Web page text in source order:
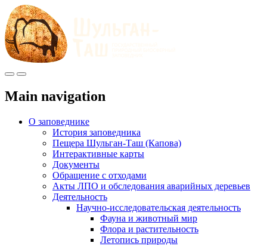
МенюИнфо
Main navigation
О заповеднике
История заповедника
Пещера Шульган-Таш (Капова)
Интерактивные карты
Документы
Обращение с отходами
Акты ЛПО и обследования аварийных деревьев
Деятельность
Научно-исследовательская деятельность
Фауна и животный мир
Флора и растительность
Летопись природы